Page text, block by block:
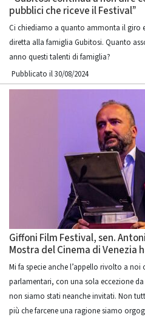
pubblici che riceve il Festival”
Ci chiediamo a quanto ammonta il giro
diretta alla famiglia Gubitosi. Quanto
anno questi talenti di famiglia?
Pubblicato il 30/08/2024
Giffoni Film Festival, sen.
Mostra del Cinema di Venezia
Mi fa specie anche l’appello rivolto a
parlamentari, con una sola eccezione
non siamo stati neanche invitati. Non
più che farcene una ragione siamo